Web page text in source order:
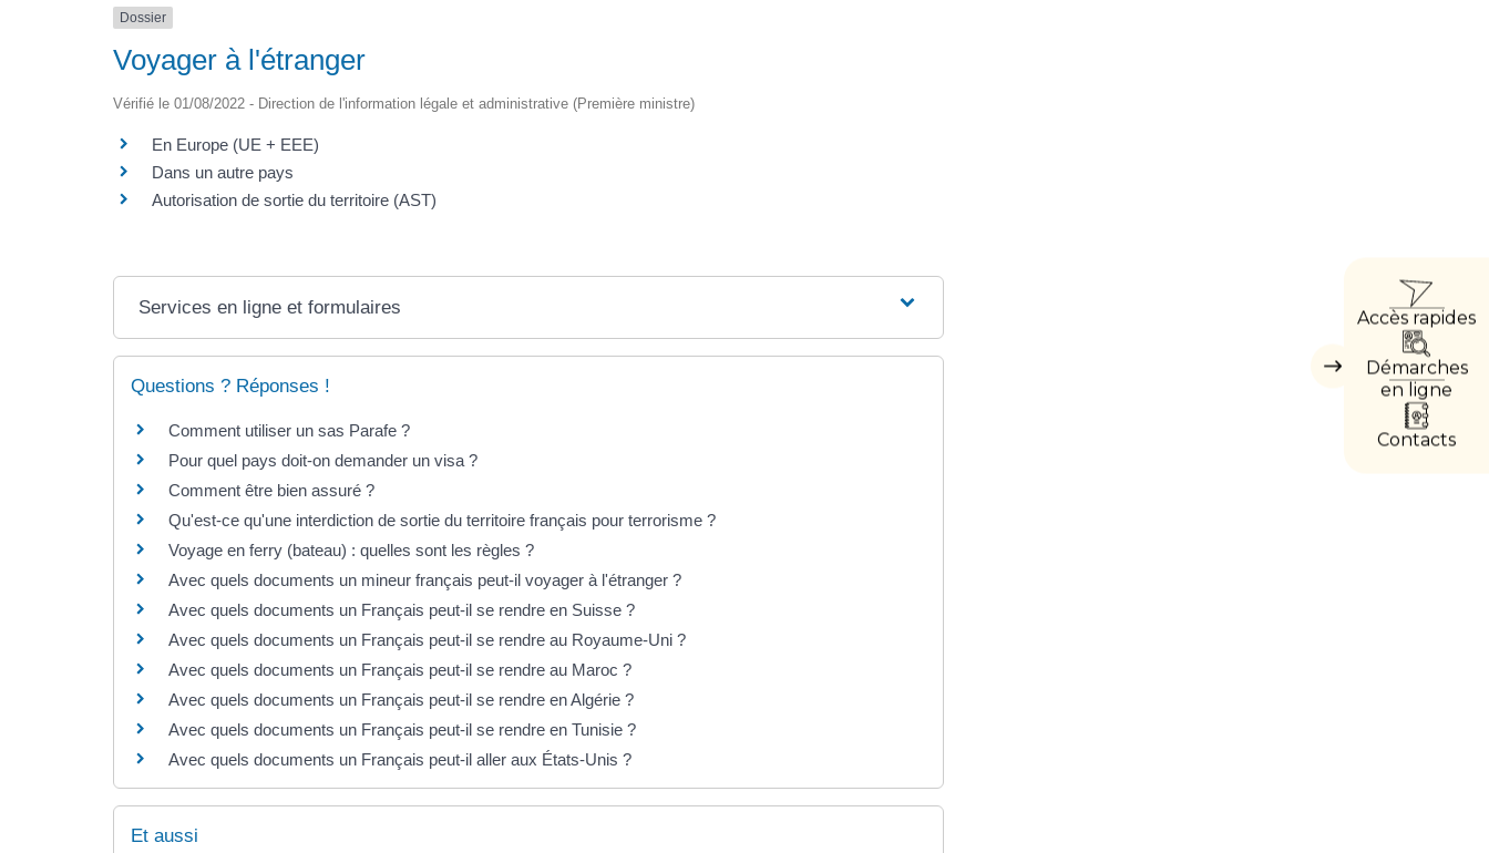
Masquer
Accès rapides
Démarches
en ligne
Contacts
Dossier
Voyager à l'étranger
Vérifié le 01/08/2022 - Direction de l'information légale et administrative (Première ministre)
En Europe (UE + EEE)
Dans un autre pays
Autorisation de sortie du territoire (AST)
Services en ligne et formulaires
Questions ? Réponses !
Comment utiliser un sas Parafe ?
Pour quel pays doit-on demander un visa ?
Comment être bien assuré ?
Qu'est-ce qu'une interdiction de sortie du territoire français pour terrorisme ?
Voyage en ferry (bateau) : quelles sont les règles ?
Avec quels documents un mineur français peut-il voyager à l'étranger ?
Avec quels documents un Français peut-il se rendre en Suisse ?
Avec quels documents un Français peut-il se rendre au Royaume-Uni ?
Avec quels documents un Français peut-il se rendre au Maroc ?
Avec quels documents un Français peut-il se rendre en Algérie ?
Avec quels documents un Français peut-il se rendre en Tunisie ?
Avec quels documents un Français peut-il aller aux États-Unis ?
Et aussi